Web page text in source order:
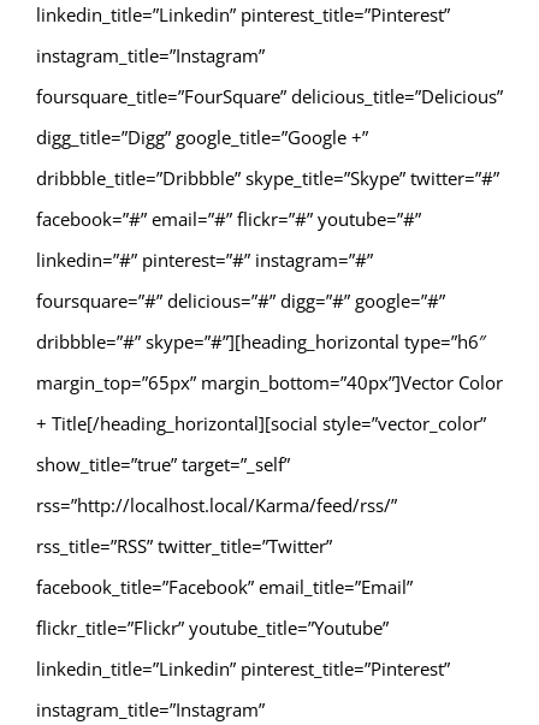
linkedin_title=”Linkedin” pinterest_title=”Pinterest”
instagram_title=”Instagram”
foursquare_title=”FourSquare” delicious_title=”Delicious”
digg_title=”Digg” google_title=”Google +”
dribbble_title=”Dribbble” skype_title=”Skype” twitter=”#”
facebook=”#” email=”#” flickr=”#” youtube=”#”
linkedin=”#” pinterest=”#” instagram=”#”
foursquare=”#” delicious=”#” digg=”#” google=”#”
dribbble=”#” skype=”#”][heading_horizontal type=”h6″
margin_top=”65px” margin_bottom=”40px”]Vector Color
+ Title[/heading_horizontal][social style=”vector_color”
show_title=”true” target=”_self”
rss=”http://localhost.local/Karma/feed/rss/”
rss_title=”RSS” twitter_title=”Twitter”
facebook_title=”Facebook” email_title=”Email”
flickr_title=”Flickr” youtube_title=”Youtube”
linkedin_title=”Linkedin” pinterest_title=”Pinterest”
instagram_title=”Instagram”